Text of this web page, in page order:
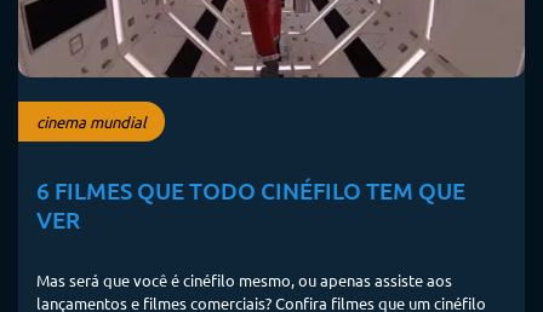
cinema mundial
6 FILMES QUE TODO CINÉFILO TEM QUE
VER
Mas será que você é cinéfilo mesmo, ou apenas assiste aos
lançamentos e filmes comerciais? Confira filmes que um cinéfilo